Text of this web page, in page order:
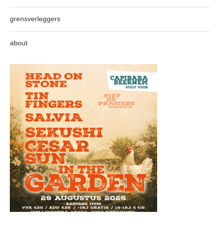
grensverleggers
about